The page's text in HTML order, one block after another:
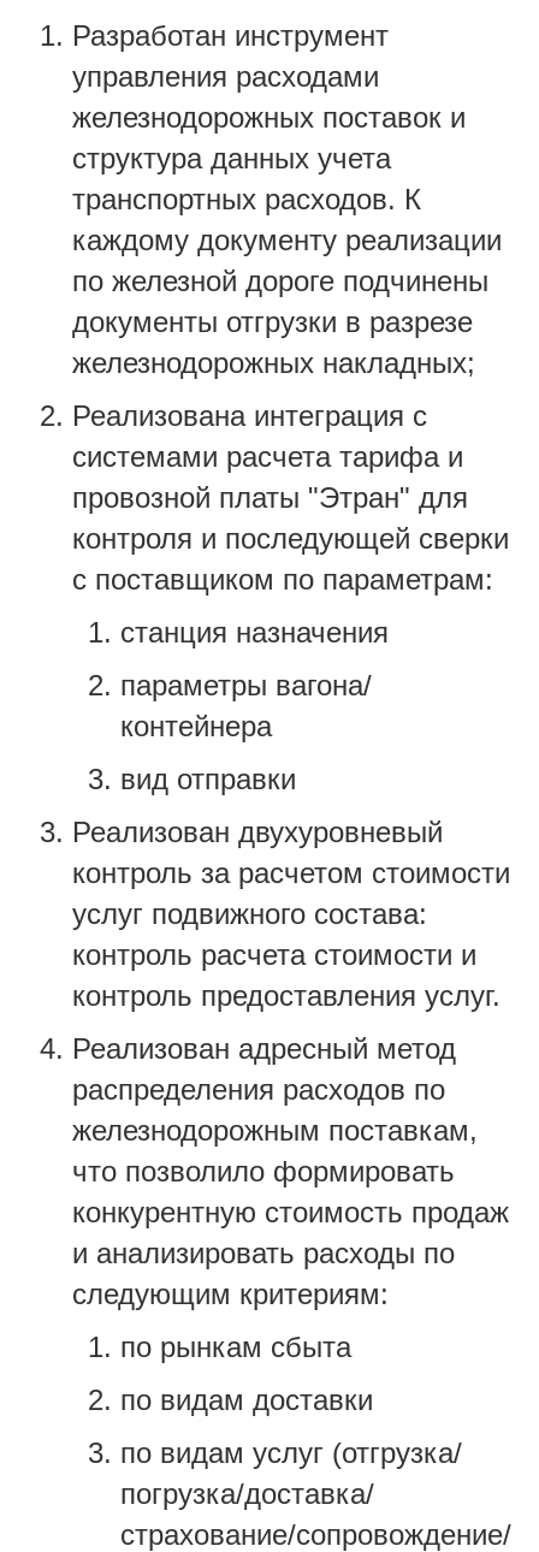
Разработан инструмент
управления расходами
железнодорожных поставок и
структура данных учета
транспортных расходов. К
каждому документу реализации
по железной дороге подчинены
документы отгрузки в разрезе
железнодорожных накладных;
Реализована интеграция с
системами расчета тарифа и
провозной платы "Этран" для
контроля и последующей сверки
с поставщиком по параметрам:
станция назначения
параметры вагона/
контейнера
вид отправки
Реализован двухуровневый
контроль за расчетом стоимости
услуг подвижного состава:
контроль расчета стоимости и
контроль предоставления услуг.
Реализован адресный метод
распределения расходов по
железнодорожным поставкам,
что позволило формировать
конкурентную стоимость продаж
и анализировать расходы по
следующим критериям:
по рынкам сбыта
по видам доставки
по видам услуг (отгрузка/
погрузка/доставка/
страхование/сопровождение/